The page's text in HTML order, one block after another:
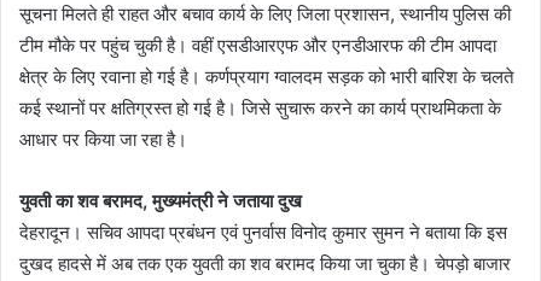
सूचना मिलते ही राहत और बचाव कार्य के लिए जिला प्रशासन, स्थानीय पुलिस की
टीम मौके पर पहुंच चुकी है। वहीं एसडीआरएफ और एनडीआरफ की टीम आपदा
क्षेत्र के लिए रवाना हो गई है। कर्णप्रयाग ग्वालदम सड़क को भारी बारिश के चलते
कई स्थानों पर क्षतिग्रस्त हो गई है। जिसे सुचारू करने का कार्य प्राथमिकता के
आधार पर किया जा रहा है।
युवती का शव बरामद, मुख्यमंत्री ने जताया दुख
देहरादून। सचिव आपदा प्रबंधन एवं पुनर्वास विनोद कुमार सुमन ने बताया कि इस
दुखद हादसे में अब तक एक युवती का शव बरामद किया जा चुका है। चेपड़ो बाजार